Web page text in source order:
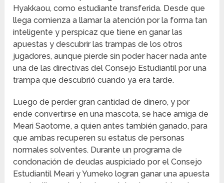
Hyakkaou, como estudiante transferida. Desde que
llega comienza a llamar la atención por la forma tan
inteligente y perspicaz que tiene en ganar las
apuestas y descubrir las trampas de los otros
jugadores, aunque pierde sin poder hacer nada ante
una de las directivas del Consejo Estudiantil por una
trampa que descubrió cuando ya era tarde.
Luego de perder gran cantidad de dinero, y por
ende convertirse en una mascota, se hace amiga de
Meari Saotome, a quien antes también ganado, para
que ambas recuperen su estatus de personas
normales solventes. Durante un programa de
condonación de deudas auspiciado por el Consejo
Estudiantil Meari y Yumeko logran ganar una apuesta